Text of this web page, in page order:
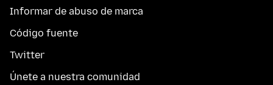
Informar de abuso de marca
Código fuente
Twitter
Únete a nuestra comunidad